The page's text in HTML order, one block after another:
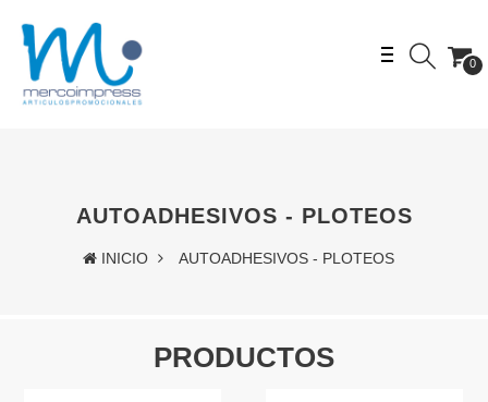
0
AUTOADHESIVOS - PLOTEOS
INICIO AUTOADHESIVOS - PLOTEOS
PRODUCTOS